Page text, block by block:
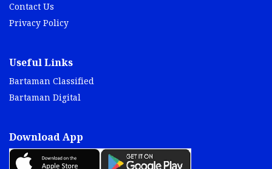
Contact Us
Privacy Policy
Useful Links
Bartaman Classified
Bartaman Digital
Download App